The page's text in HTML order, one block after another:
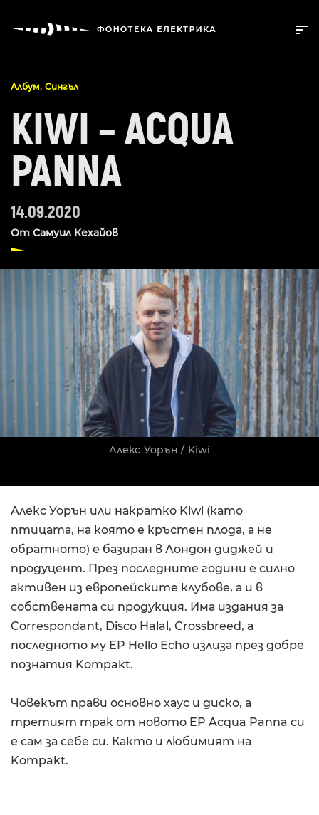
Албум, Сингъл
KIWI – ACQUA
PANNA
14.09.2020
От Самуил Кехайов
Алекс Уорън / Kiwi
Алекс Уорън или накратко Kiwi (като
птицата, на която е кръстен плода, а не
обратното) е базиран в Лондон диджей и
продуцент. През последните години е силно
активен из европейските клубове, а и в
собствената си продукция. Има издания за
Correspondant, Disco Halal, Crossbreed, а
последното му EP Hello Echo излиза през добре
познатия Kompakt.
Човекът прави основно хаус и диско, а
третият трак от новото EP Acqua Panna си
е сам за себе си. Както и любимият на
Kompakt.